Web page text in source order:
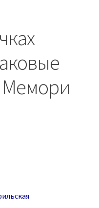
Мемори